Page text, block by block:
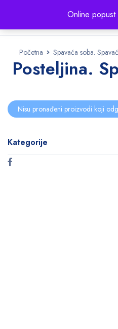
Online popust
Početna Spavaća soba.
Posteljina.
Kategorije
Nisu pronađeni proizvodi koji